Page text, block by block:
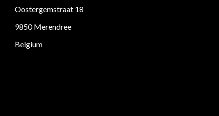
Oostergemstraat 18
9850 Merendree
Belgium